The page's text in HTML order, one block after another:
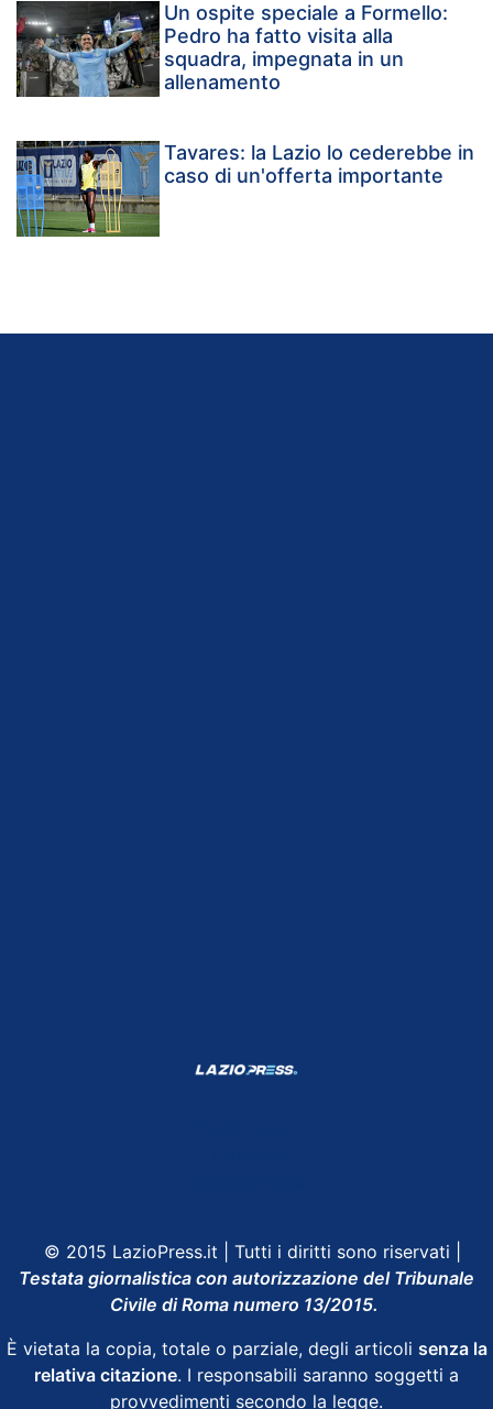
Un ospite speciale a Formello:
Pedro ha fatto visita alla
squadra, impegnata in un
allenamento
Tavares: la Lazio lo cederebbe in
caso di un'offerta importante
© 2015 LazioPress.it | Tutti i diritti sono riservati |
Testata giornalistica con autorizzazione del Tribunale
Civile di Roma numero 13/2015.
È vietata la copia, totale o parziale, degli articoli senza la
relativa citazione. I responsabili saranno soggetti a
provvedimenti secondo la legge.